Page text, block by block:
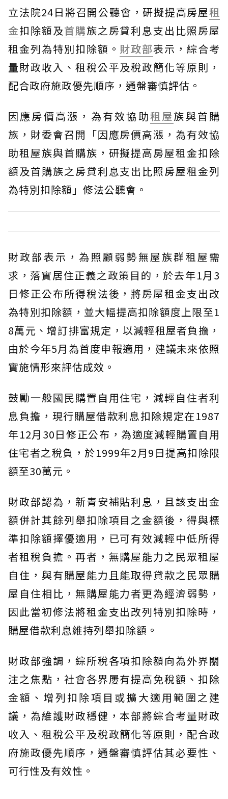
立法院24日將召開公聽會，研擬提高房屋租
金扣除額及首購族之房貸利息支出比照房屋
租金列為特別扣除額。 財政部表示，綜合考
量財政收入、租稅公平及稅政簡化等原則，
配合政府施政優先順序，通盤審慎評估。
因應房價高漲，為有效協助租屋族與首購
族，財委會召開「因應房價高漲，為有效協
助租屋族與首購族，研擬提高房屋租金扣除
額及首購族之房貸利息支出比照房屋租金列
為特別扣除額」修法公聽會。
財政部表示，為照顧弱勢無屋族群租屋需
求，落實居住正義之政策目的，於去年1月3
日修正公布所得稅法後，將房屋租金支出改
為特別扣除額，並大幅提高扣除額度上限至1
8萬元、增訂排富規定，以減輕租屋者負擔，
由於今年5月為首度申報適用，建議未來依照
實施情形來評估成效。
鼓勵一般國民購置自用住宅，減輕自住者利
息負擔，現行購屋借款利息扣除規定在1987
年12月30日修正公布，為適度減輕購置自用
住宅者之稅負，於1999年2月9日提高扣除限
額至30萬元。
財政部認為，新青安補貼利息，且該支出金
額併計其餘列舉扣除項目之金額後，得與標
準扣除額擇優適用，已可有效減輕中低所得
者租稅負擔。再者，無購屋能力之民眾租屋
自住，與有購屋能力且能取得貸款之民眾購
屋自住相比，無購屋能力者更為經濟弱勢，
因此當初修法將租金支出改列特別扣除時，
購屋借款利息維持列舉扣除額。
財政部強調，綜所稅各項扣除額向為外界關
注之焦點，社會各界屢有提高免稅額、扣除
金額、增列扣除項目或擴大適用範圍之建
議，為維護財政穩健，本部將綜合考量財政
收入、租稅公平及稅政簡化等原則，配合政
府施政優先順序，通盤審慎評估其必要性、
可行性及有效性。